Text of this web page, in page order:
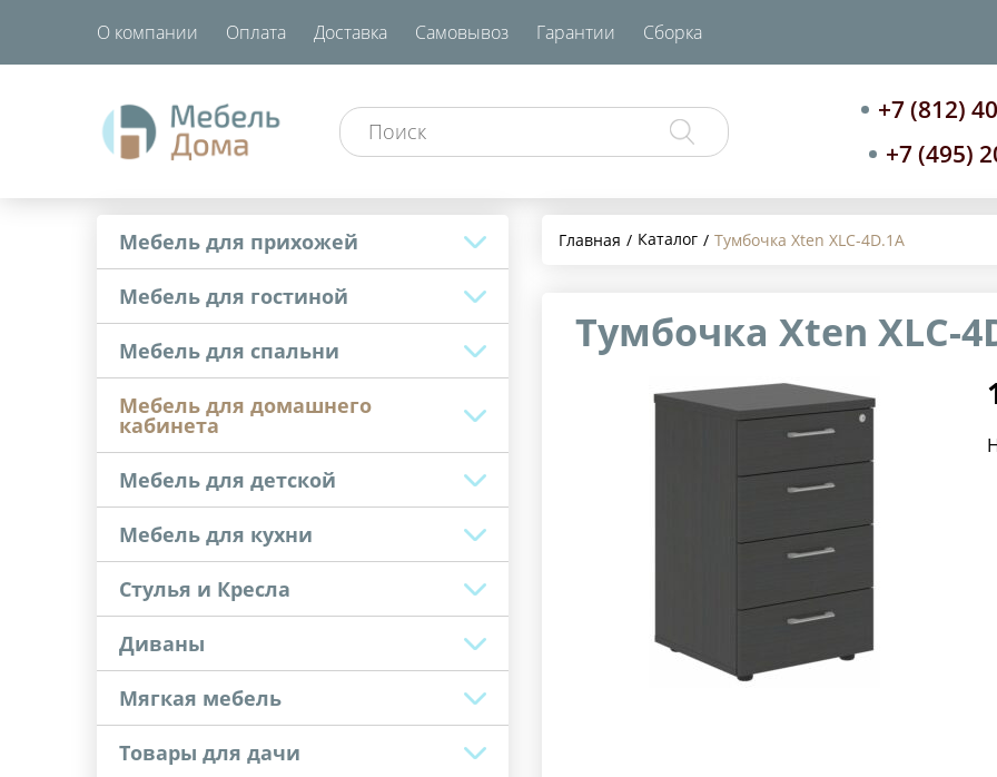
О компании Оплата Доставка Самовывоз Гарантии Сборка
+7 (812)
+7 (495)
Мебель для прихожей
Мебель для гостиной
Мебель для спальни
Мебель для домашнего
кабинета
Мебель для детской
Мебель для кухни
Стулья и Кресла
Диваны
Мягкая мебель
Товары для дачи
Главная Каталог Тумбочка Xten XLC-4D.1A
Тумбочка Xten XLC-